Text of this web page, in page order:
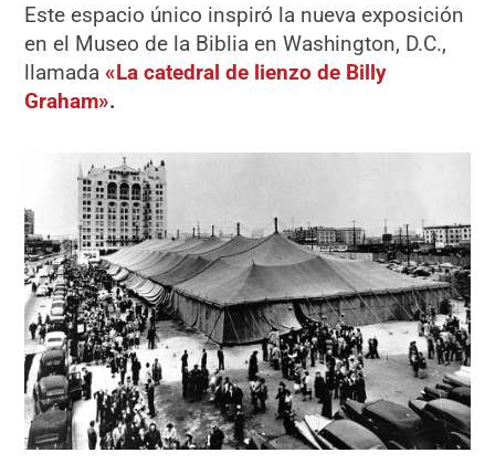
Este espacio único inspiró la nueva exposición
en el Museo de la Biblia en Washington, D.C.,
llamada«La catedral de lienzo de Billy
Graham».